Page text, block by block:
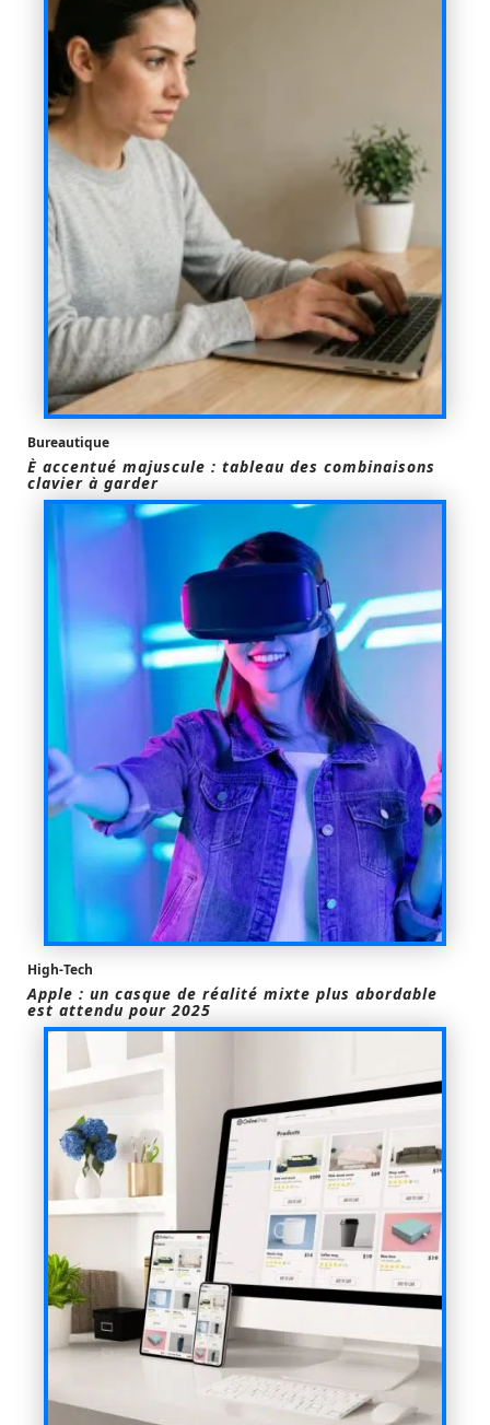
Bureautique
È accentué majuscule : tableau des combinaisons
clavier à garder
High-Tech
Apple : un casque de réalité mixte plus abordable
est attendu pour 2025